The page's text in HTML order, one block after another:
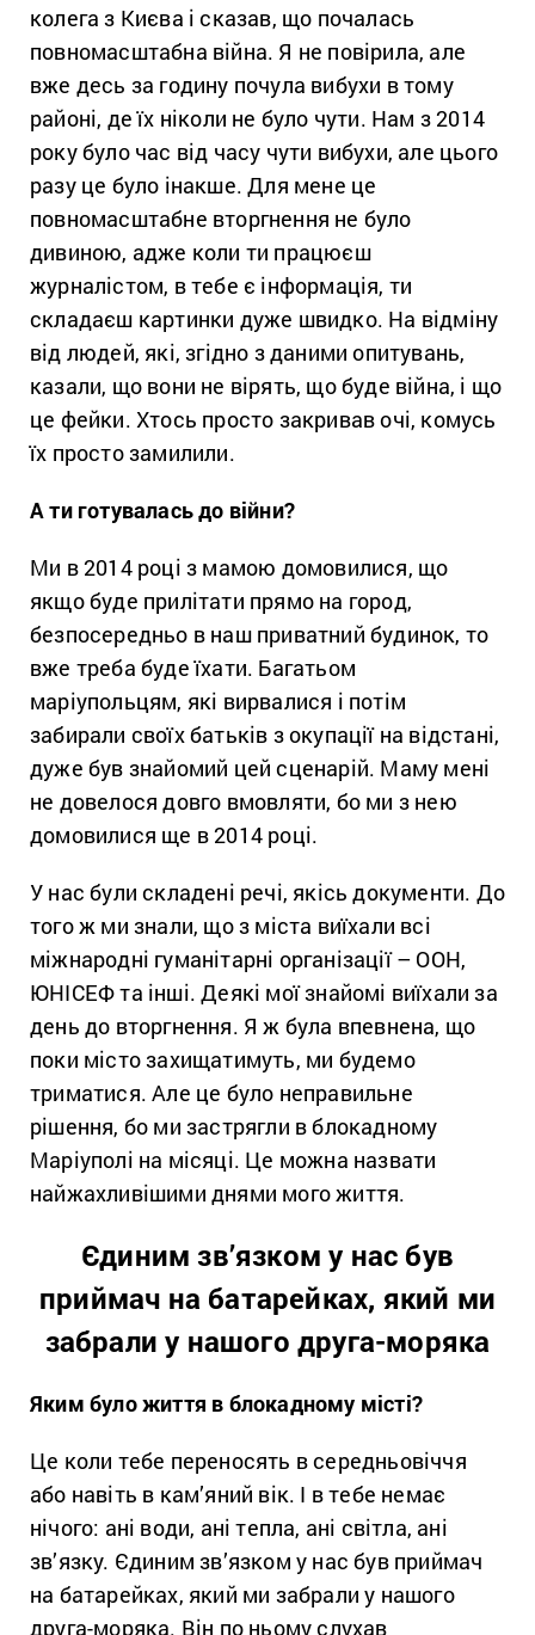
колега з Києва і сказав, що почалась
повномасштабна війна. Я не повірила, але
вже десь за годину почула вибухи в тому
районі, де їх ніколи не було чути. Нам з 2014
року було час від часу чути вибухи, але цього
разу це було інакше. Для мене це
повномасштабне вторгнення не було
дивиною, адже коли ти працюєш
журналістом, в тебе є інформація, ти
складаєш картинки дуже швидко. На відміну
від людей, які, згідно з даними опитувань,
казали, що вони не вірять, що буде війна, і що
це фейки. Хтось просто закривав очі, комусь
їх просто замилили.
А ти готувалась до війни?
Ми в 2014 році з мамою домовилися, що
якщо буде прилітати прямо на город,
безпосередньо в наш приватний будинок, то
вже треба буде їхати. Багатьом
маріупольцям, які вирвалися і потім
забирали своїх батьків з окупації на відстані,
дуже був знайомий цей сценарій. Маму мені
не довелося довго вмовляти, бо ми з нею
домовилися ще в 2014 році.
У нас були складені речі, якісь документи. До
того ж ми знали, що з міста виїхали всі
міжнародні гуманітарні організації – ООН,
ЮНІСЕФ та інші. Деякі мої знайомі виїхали за
день до вторгнення. Я ж була впевнена, що
поки місто захищатимуть, ми будемо
триматися. Але це було неправильне
рішення, бо ми застрягли в блокадному
Маріуполі на місяці. Це можна назвати
найжахливішими днями мого життя.
Єдиним зв’язком у нас був
приймач на батарейках, який ми
забрали у нашого друга-моряка
Яким було життя в блокадному місті?
Це коли тебе переносять в середньовіччя
або навіть в кам’яний вік. І в тебе немає
нічого: ані води, ані тепла, ані світла, ані
зв’язку. Єдиним зв’язком у нас був приймач
на батарейках, який ми забрали у нашого
друга-моряка. Він по ньому слухав